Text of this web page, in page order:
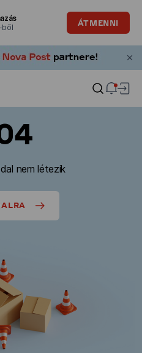
ből
ÁTMENNI
nem létezik